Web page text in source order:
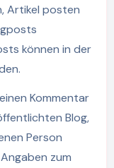
Artikel posten
können in der
Kommentar
Blog,
Person
zum